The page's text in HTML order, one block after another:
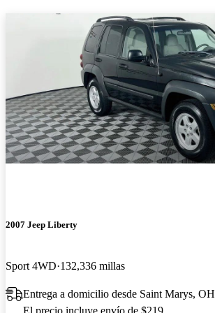
2007 Jeep Liberty
Sport 4WD 132,336 millas
Entrega a domicilio desde Saint Marys, OH